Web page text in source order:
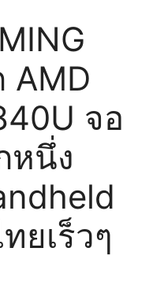
AMD
จอ
หนึ่ง
ยเร็วๆ